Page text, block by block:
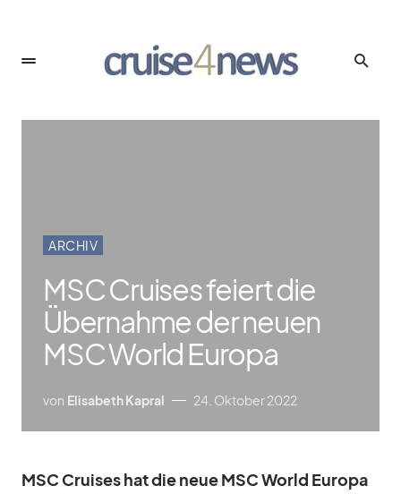
ARCHIV
MSC Cruises feiert die
Übernahme der neuen
MSC World Europa
von Elisabeth Kapral 24. Oktober 2022
MSC Crui­seshat die neue MSC World Eu­ropa